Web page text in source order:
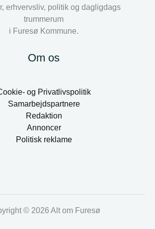
erhvervsliv, politik og dagligdags
trummerum
i Furesø Kommune.
Om os
og Privatlivspolitik
Samarbejdspartnere
Redaktion
Annoncer
Politisk reklame
© 2026 Alt om Furesø